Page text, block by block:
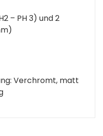
– PH 3) und 2
Verchromt, matt